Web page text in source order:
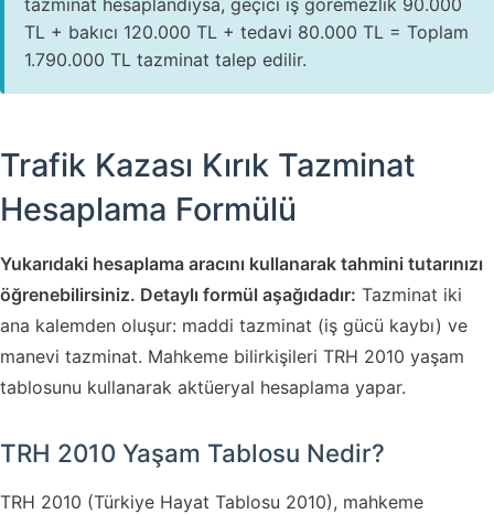
TL + bakıcı 120.000 TL + tedavi 80.000 TL = Toplam
1.790.000 TL tazminat talep edilir.
Trafik Kazası Kırık Tazminat
Hesaplama Formülü
Yukarıdaki hesaplama aracını kullanarak tahmini tutarınızı
öğrenebilirsiniz. Detaylı formül aşağıdadır: Tazminat iki
ana kalemden oluşur: maddi tazminat (iş gücü kaybı) ve
manevi tazminat. Mahkeme bilirkişileri TRH 2010 yaşam
tablosunu kullanarak aktüeryal hesaplama yapar.
TRH 2010 Yaşam Tablosu Nedir?
TRH 2010 (Türkiye Hayat Tablosu 2010), mahkeme